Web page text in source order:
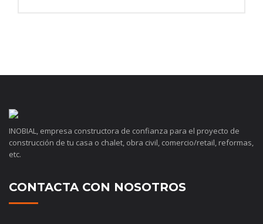
INOBIAL, empresa constructora de confianza para el proyecto de
construcción de tu casa o chalet, obra civil, comercio/retail, reformas,
etc.
CONTACTA CON NOSOTROS